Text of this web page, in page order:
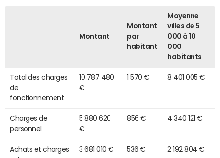
Montant
Montant
par
habitant
Moyenne
villes de 5
000 à 10
000
habitants
Total des charges
de
fonctionnement
10 787 480
€
1 570 € 8 401 005 €
Charges de
personnel
5 880 620
€
856 € 4 340 121 €
Achats et charges
3 681 010 € 536 € 2 192 804 €